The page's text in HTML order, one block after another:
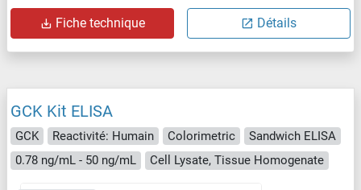
Fiche technique Détails
GCK Kit ELISA
GCK Reactivité: Humain Colorimetric
Sandwich ELISA
0.78 ng/mL - 50 ng/mL
Cell Lysate, Tissue Homogenate